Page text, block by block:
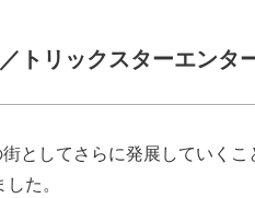
トリックスターエンタ
としてさらに発展していくこ
た。